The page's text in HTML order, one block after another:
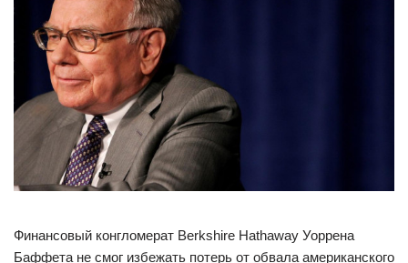
Финансовый конгломерат Berkshire Hathaway Уоррена
Баффета не смог избежать потерь от обвала американского